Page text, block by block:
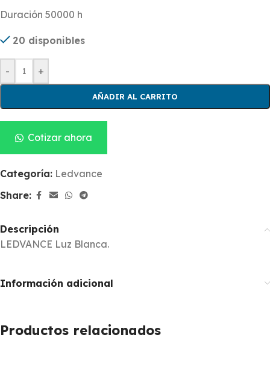
Duración 50000 h
20 disponibles
- +
AÑADIR AL CARRITO
Cotizar ahora
Categoría: Ledvance
Share:
Descripción
LEDVANCE Luz Blanca.
Información adicional
Productos relacionados